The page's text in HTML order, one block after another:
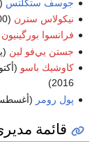
جوسف ستگلتس (1997–2000)
نيكولاس سترن (2000–2003)
فرانسوا بورگينيون
جستن يي‌فو لين
كاوشيك باسو
2016)
پول رومر (أغسطس
قائمة